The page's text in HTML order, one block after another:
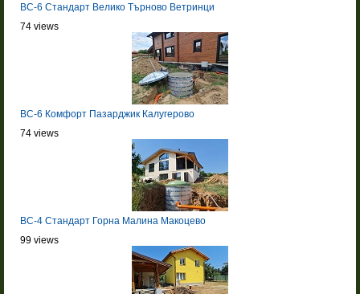
BC-6 Стандарт Велико Търново Ветринци
74 views
BC-6 Комфорт Пазарджик Калугерово
74 views
BC-4 Стандарт Горна Малина Макоцево
99 views